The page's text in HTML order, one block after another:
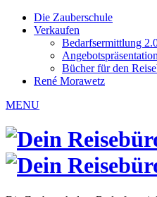
Die Zauberschule
Verkaufen
Bedarfsermittlung
Angebotspräsentation
Bücher für den
René Morawetz
MENU